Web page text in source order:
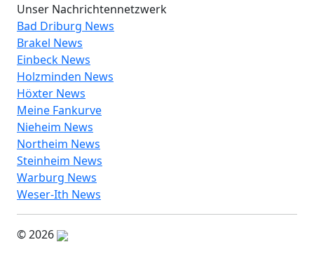
Unser Nachrichtennetzwerk
Bad Driburg News
Brakel News
Einbeck News
Holzminden News
Höxter News
Meine Fankurve
Nieheim News
Northeim News
Steinheim News
Warburg News
Weser-Ith News
© 2026